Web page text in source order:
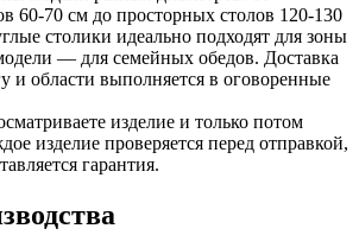
60-70 см до просторных столов 120-130
столики идеально подходят для зоны
— для семейных обедов. Доставка
и области выполняется в оговоренные
изделие и только потом
изделие проверяется перед отправкой,
гарантия.